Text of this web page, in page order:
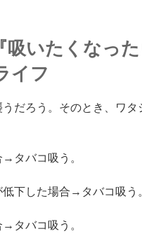
吸いたくなっ
イフ
だろう。そのとき、ワタ
タバコ吸う。
下した場合→タバコ吸う
タバコ吸う。